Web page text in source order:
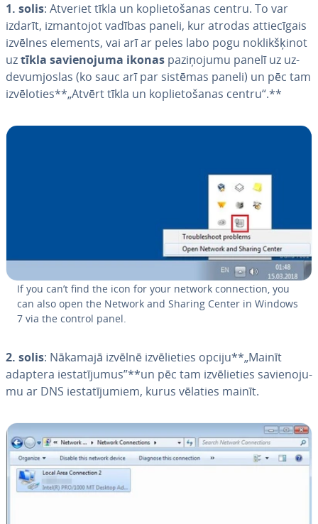
1. solis: Atveriet tīkla un kop­lie­to­ša­nas centru. To var
izdarīt, iz­man­to­jot vadības paneli, kur atrodas at­tie­cī­gais
izvēlnes elements, vai arī ar peles labo pogu no­klik­šķi­not
uztīkla sa­vie­no­ju­ma ikonas pa­zi­ņo­ju­mu panelī uz uz­
de­vum­jos­las (ko sauc arī par sistēmas paneli) un pēc tam
iz­vē­lo­ties**„Atvērt tīkla un kop­lie­to­ša­nas centru“.**
If you can’t find the icon for your network connec­tion, you
can also open the Network and Sharing Center in Windows
7 via the control panel.
2. solis: Nākamajā izvēlnē iz­vē­lie­ties opciju**„Mainīt
adaptera ie­sta­tī­ju­mus”**un pēc tam iz­vē­lie­ties sa­vie­no­ju­
mu ar DNS ie­sta­tī­ju­miem, kurus vēlaties mainīt.